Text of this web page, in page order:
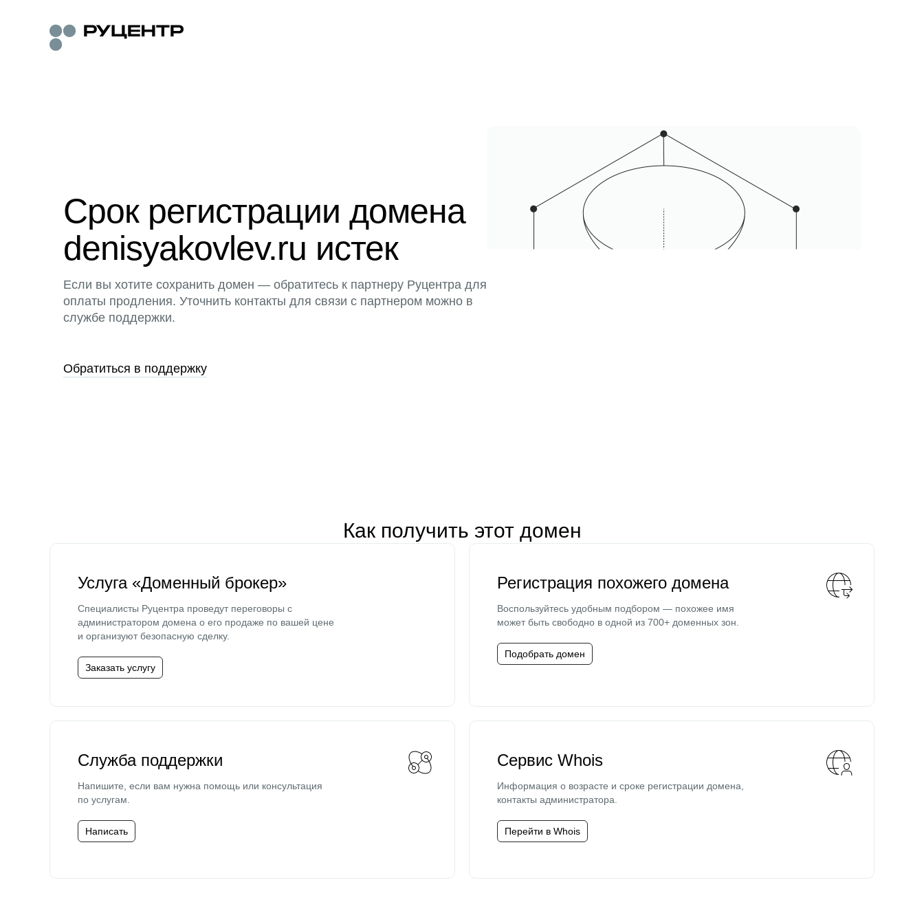
Срок регистрации домена
denisyakovlev.ru истек
Если вы хотите сохранить домен — обратитесь к партнеру Руцентра для
оплаты продления. Уточнить контакты для связи с партнером можно в
службе поддержки.
Обратиться в поддержку
Как получить этот домен
Услуга «Доменный брокер»
Специалисты Руцентра проведут переговоры с
администратором домена о его продаже по вашей цене
и организуют безопасную сделку.
Заказать услугу
Регистрация похожего домена
Воспользуйтесь удобным подбором — похожее имя
может быть свободно в одной из 700+ доменных зон.
Подобрать домен
Служба поддержки
Напишите, если вам нужна помощь или консультация
по услугам.
Написать
Сервис Whois
Информация о возрасте и сроке регистрации домена,
контакты администратора.
Перейти в Whois